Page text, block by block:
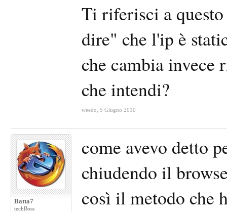
Ti riferisci a
dire" che l'ip è
che cambia invece
che intendi?
weedo 5 Giugno 2010
Batta7
techBoss
come avevo detto
chiudendo il
così il metodo che